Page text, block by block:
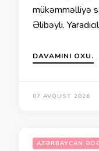
mükəmməlliyə
Əlibəyli.
DAVAMINI OXU.
07 AVQUST 2026
AZƏRBAYCAN